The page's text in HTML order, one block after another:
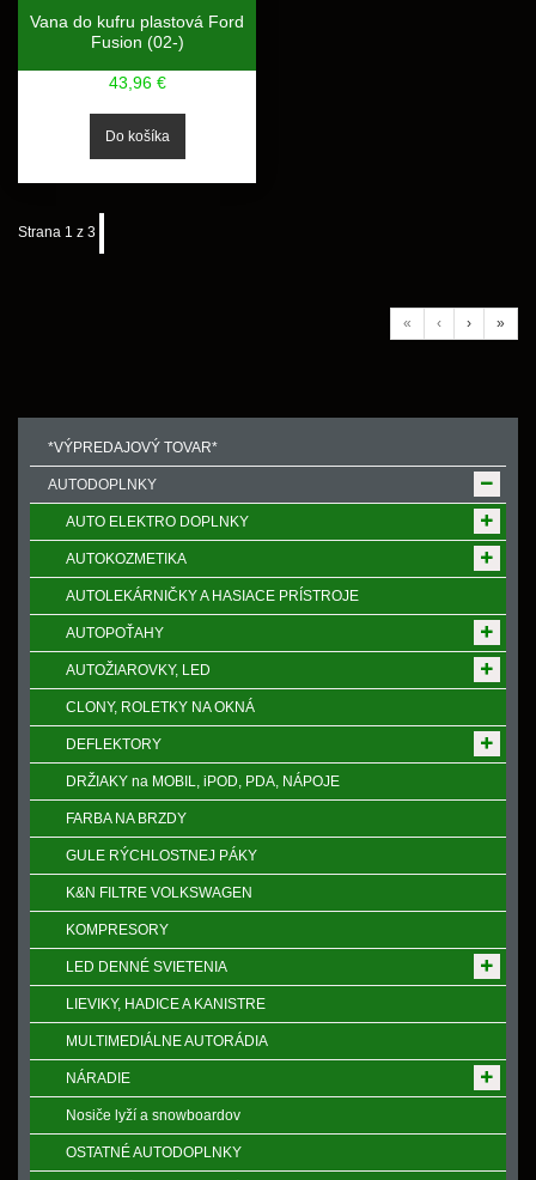
Vana do kufru plastová Ford
Fusion (02-)
43,96 €
Strana 1 z 3
« ‹ › »
*VÝPREDAJOVÝ TOVAR*
AUTODOPLNKY
AUTO ELEKTRO DOPLNKY
AUTOKOZMETIKA
AUTOLEKÁRNIČKY A HASIACE PRÍSTROJE
AUTOPOŤAHY
AUTOŽIAROVKY, LED
CLONY, ROLETKY NA OKNÁ
DEFLEKTORY
DRŽIAKY na MOBIL, iPOD, PDA, NÁPOJE
FARBA NA BRZDY
GULE RÝCHLOSTNEJ PÁKY
K&N FILTRE VOLKSWAGEN
KOMPRESORY
LED DENNÉ SVIETENIA
LIEVIKY, HADICE A KANISTRE
MULTIMEDIÁLNE AUTORÁDIA
NÁRADIE
Nosiče lyží a snowboardov
OSTATNÉ AUTODOPLNKY